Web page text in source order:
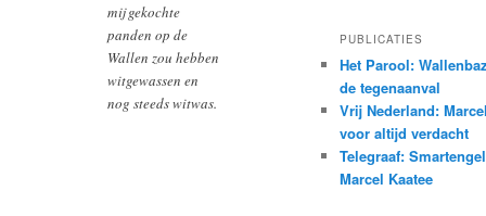
mij gekochte
panden op de
Wallen zou hebben
witgewassen en
nog steeds witwas.
PUBLICATIES
Het Parool:
de tegenaanval
Vrij Nederland:
voor altijd verdacht
Telegraaf:
Marcel Kaatee